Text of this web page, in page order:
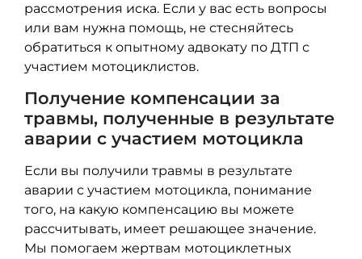
рассмотрения иска. Если у вас есть вопросы
или вам нужна помощь, не стесняйтесь
обратиться к опытному адвокату по ДТП с
участием мотоциклистов.
Получение компенсации за
травмы, полученные в результате
аварии с участием мотоцикла
Если вы получили травмы в результате
аварии с участием мотоцикла, понимание
того, на какую компенсацию вы можете
рассчитывать, имеет решающее значение.
Мы помогаем жертвам мотоциклетных